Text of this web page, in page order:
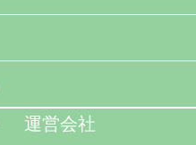
運営会社